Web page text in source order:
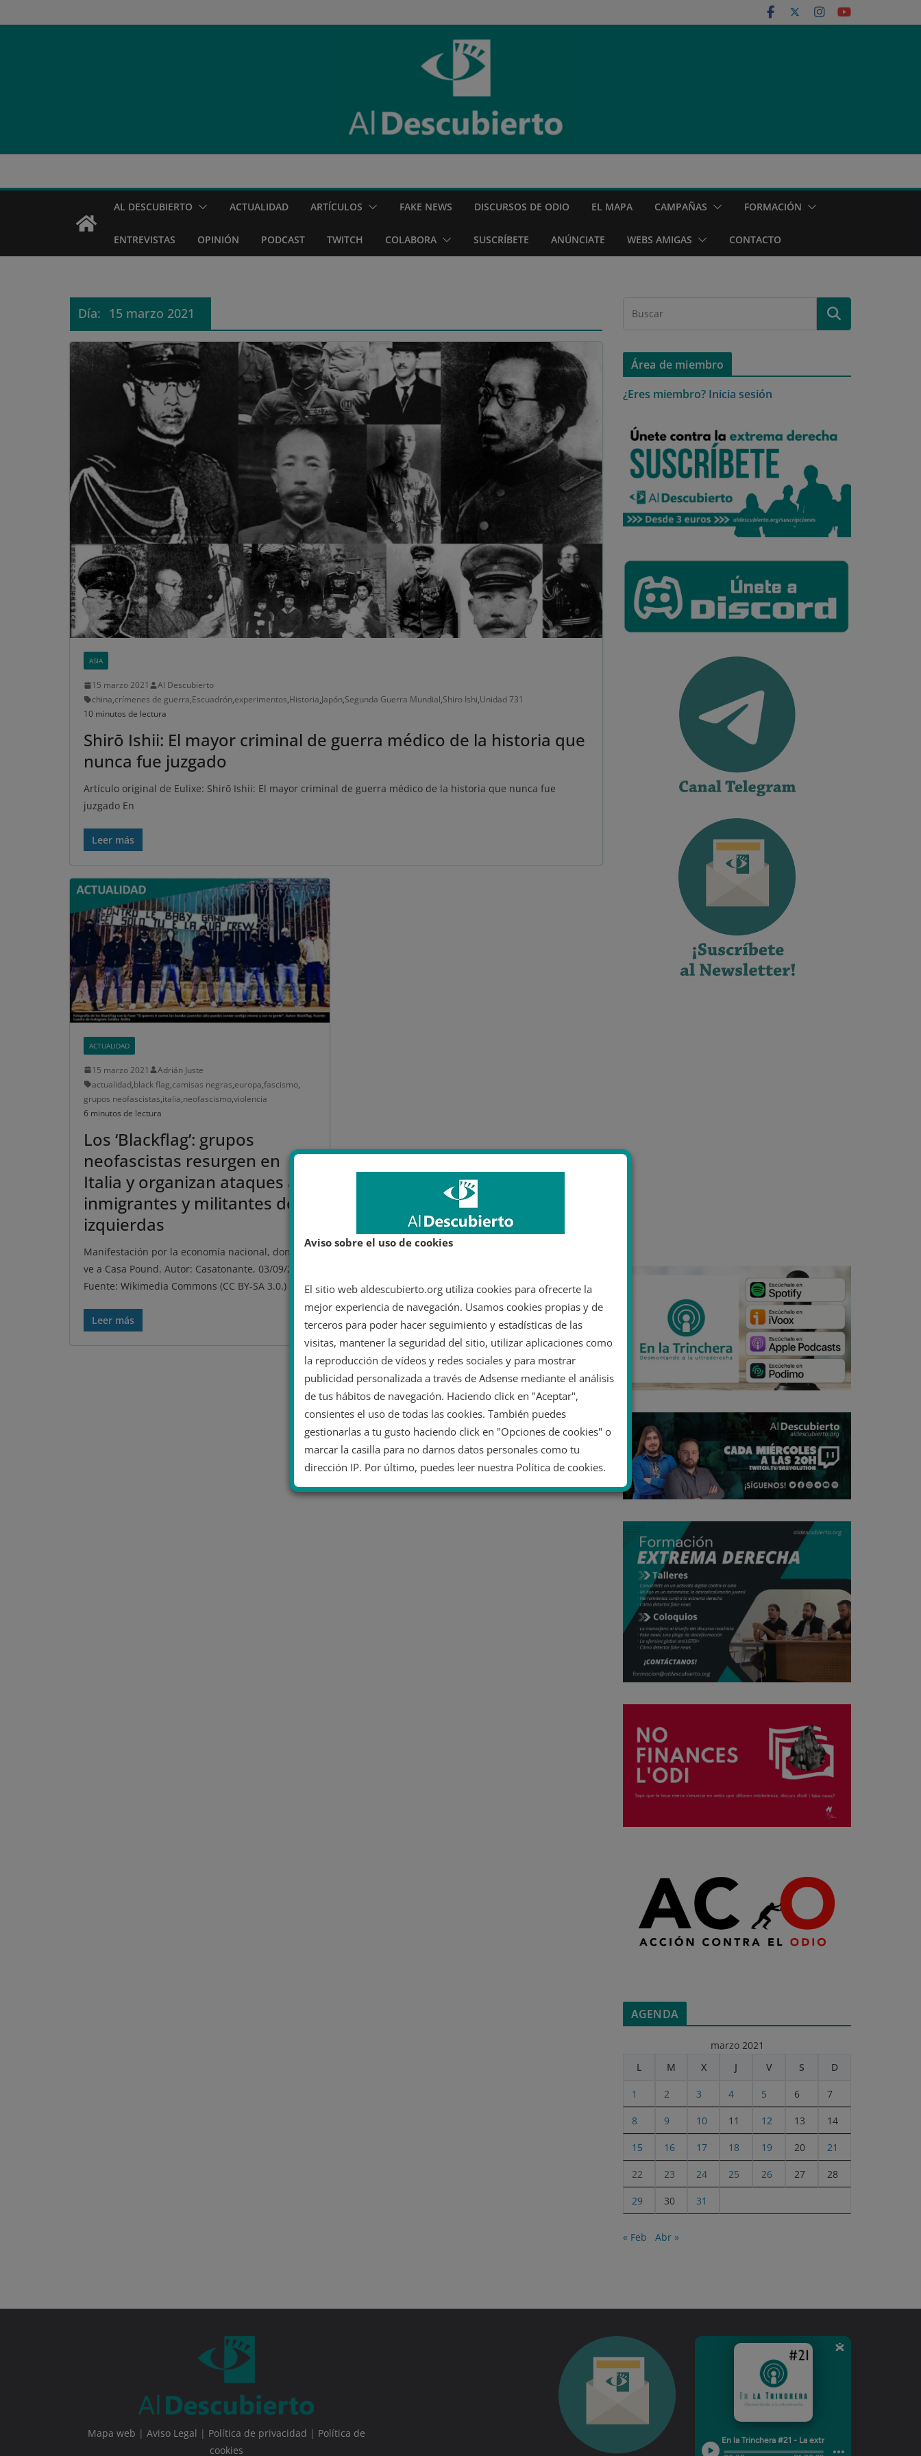
al
AL DESCUBIERTO ACTUALIDAD ARTÍCULOS FAKE NEWS DISCURSOS DE ODIO EL MAPA CAMPAÑAS FORMACIÓN
ENTREVISTAS OPINIÓN PODCAST TWITCH COLABORA SUSCRÍBETE ANÚNCIATE WEBS AMIGAS CONTACTO
Día: 15 marzo 2021
ASIA
15 marzo 2021
Al Descubierto
china,crímenes de guerra,Escuadrón,experimentos,Historia,Japón,Segunda Guerra Mundial,Shiro Ishi,Unidad 731
10 minutos de lectura
Shirō Ishii: El mayor criminal de guerra médico de la historia que
nunca fue juzgado
Artículo original de Eulixe: Shirō Ishii: El mayor criminal de guerra médico de la historia que nunca fue
juzgado En
Leer más
ACTUALIDAD
15 marzo 2021
Adrián Juste
actualidad,black flag,camisas negras,europa,fascismo,
grupos neofascistas,italia,neofascismo,violencia
6 minutos de lectura
Los ‘Blackflag’: grupos
neofascistas resurgen en
Italia y organizan ataques a
inmigrantes y militantes de
izquierdas
Manifestación por la economía nacional, donde se
ve a Casa Pound. Autor: Casatonante, 03/09/2012.
Fuente: Wikimedia Commons (CC BY-SA 3.0.)
Leer más
Área de miembro
¿Eres miembro? Inicia sesión
AGENDA
marzo 2021
L
M X J V S D
1 2 3 4 5 6 7
8 9 10 11 12 13 14
15 16 17 18 19 20 21
22 23 24 25 26 27 28
29 30 31
« Feb Abr »
Mapa web | Aviso Legal | Política de privacidad | Política de
cookies
Aviso sobre el uso de cookies
El sitio web aldescubierto.org utiliza cookies para ofrecerte la
mejor experiencia de navegación. Usamos cookies propias y de
terceros para poder hacer seguimiento y estadísticas de las
visitas, mantener la seguridad del sitio, utilizar aplicaciones como
la reproducción de vídeos y redes sociales y para mostrar
publicidad personalizada a través de Adsense mediante el análisis
de tus hábitos de navegación. Haciendo click en "Aceptar",
consientes el uso de todas las cookies. También puedes
gestionarlas a tu gusto haciendo click en "Opciones de cookies" o
marcar la casilla para no darnos datos personales como tu
dirección IP. Por último, puedes leer nuestra Política de cookies.